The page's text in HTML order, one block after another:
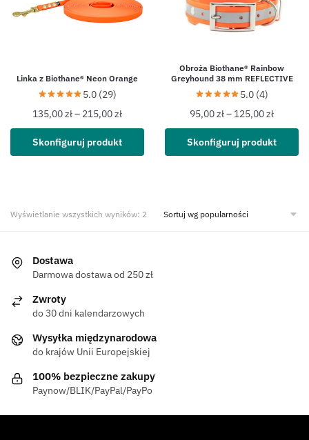
Linka z Biothane® Neon Orange
5.0 (29)
135,00zł– 215,00zł
Skonfiguruj produkt
Obroża Biothane® Rainbow
Greyhound 38 mm REFLECTIVE
5.0 (4)
95,00zł– 125,00zł
Skonfiguruj produkt
Wyświetlanie wszystkich wyników: 2
Dostawa
Darmowa dostawa od 250 zł
Zwroty
do 30 dni kalendarzowych
Wysyłka międzynarodowa
do krajów Unii Europejskiej
100% bezpieczne zakupy
Paynow/BLIK/PayPal/PayPo